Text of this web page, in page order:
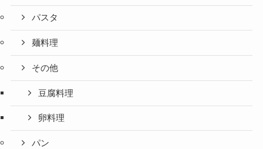
パスタ
麺料理
その他
豆腐料理
卵料理
パン